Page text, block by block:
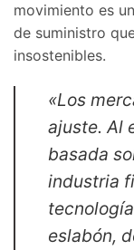
movimiento es
de suministro
insostenibles.
«Los
ajuste. Al
basada
industria
eslabón,